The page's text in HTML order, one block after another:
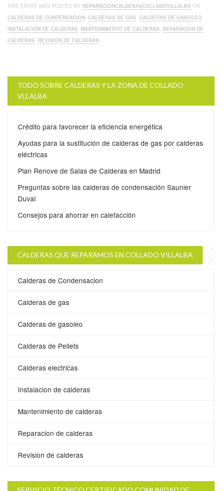
THIS ENTRY WAS POSTED BY REPARACIONCALDERASCOLLADOVILLALBA ON
CALDERAS DE CONDENSACION, CALDERAS DE GAS, CALDERAS DE GASOLEO,
INSTALACION DE CALDERAS, MANTENIMIENTO DE CALDERAS, REPARACION DE
CALDERAS, REVISION DE CALDERAS
TODO SOBRE CALDERAS Y LA ZONA DE COLLADO
VLLALBA
Crédito para favorecer la eficiencia energética
Ayudas para la sustitución de calderas de gas por calderas
eléctricas
Plan Renove de Salas de Calderas en Madrid
Preguntas sobre las calderas de condensación Saunier
Duval
Consejos para ahorrar en calefacción
CALDERAS QUE REPARAMOS EN COLLADO VILLALBA
Calderas de Condensacion
Calderas de gas
Calderas de gasoleo
Calderas de Pellets
Calderas electricas
Instalacion de calderas
Mantenimiento de calderas
Reparacion de calderas
Revision de calderas